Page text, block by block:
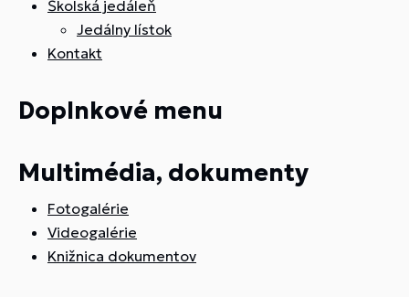
Školská jedáleň
Jedálny lístok
Kontakt
Doplnkové menu
Multimédia, dokumenty
Fotogalérie
Videogalérie
Knižnica dokumentov